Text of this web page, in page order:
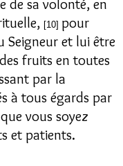
de sa volonté, en
[10] pour
Seigneur et lui être
fruits en toutes
par la
à tous égards par
vous soyez
et patients.